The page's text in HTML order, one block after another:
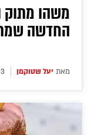
משהו מתוק
החדשה
מאת יעל שטוקמן 3 בנובמבר 2023